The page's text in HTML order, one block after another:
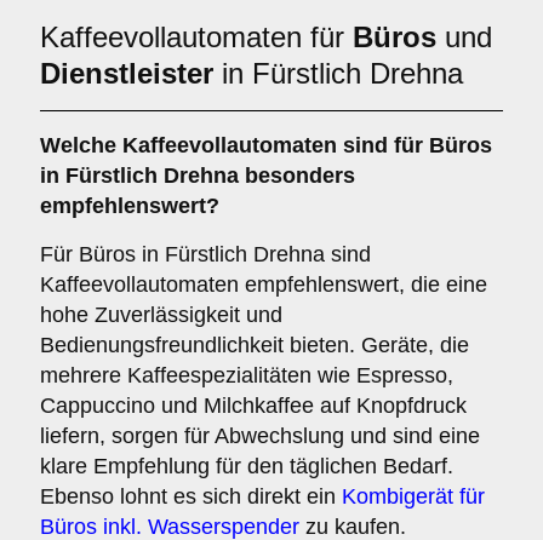
Kaffeevollautomaten für Büros und
Dienstleister in Fürstlich Drehna
Welche Kaffeevollautomaten sind für Büros
in Fürstlich Drehna besonders
empfehlenswert?
Für Büros in Fürstlich Drehna sind
Kaffeevollautomaten empfehlenswert, die eine
hohe Zuverlässigkeit und
Bedienungsfreundlichkeit bieten. Geräte, die
mehrere Kaffeespezialitäten wie Espresso,
Cappuccino und Milchkaffee auf Knopfdruck
liefern, sorgen für Abwechslung und sind eine
klare Empfehlung für den täglichen Bedarf.
Ebenso lohnt es sich direkt ein Kombigerät für
Büros inkl. Wasserspender zu kaufen.